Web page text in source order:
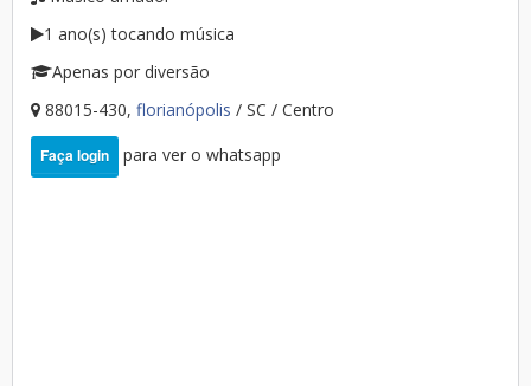
1 ano(s) tocando música
Apenas por diversão
88015-430, florianópolis / SC / Centro
Faça login para ver o whatsapp